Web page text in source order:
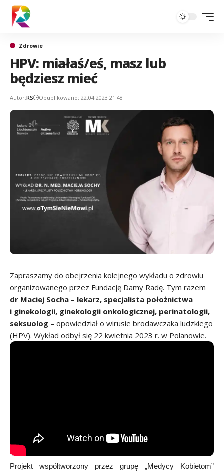
Zdrowie
HPV: miałaś/eś, masz lub
będziesz mieć
Autor:RS Opublikowano: 22.04.2023 21:48
Zapraszamy do obejrzenia kolejnego wykładu o zdrowiu
organizowanego przez Fundację Damy Radę. Tym razem
dr Maciej Socha – lekarz, specjalista położnictwa
i ginekologii, ginekologii onkologicznej, perinatologii,
seksuolog – opowiedział o wirusie brodawczaka ludzkiego
(HPV). Wykład odbył się 22 kwietnia 2023 r. w Polanowie.
Projekt współtworzony przez grupę „Medycy Kobietom”